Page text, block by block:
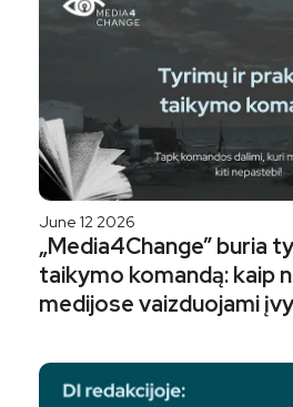
June 12 2026
„Media4Change” buria
taikymo komandą: kaip
medijose vaizduojami